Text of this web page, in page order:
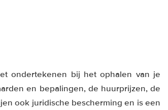
ondertekenen bij het ophalen van je
en bepalingen, de huurprijzen, de
ook juridische bescherming en is een